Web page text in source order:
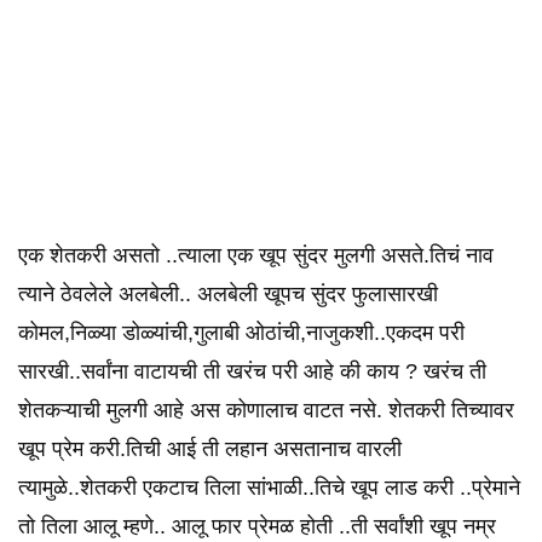
एक शेतकरी असतो ..त्याला एक खूप सुंदर मुलगी असते.तिचं नाव
त्याने ठेवलेले अलबेली.. अलबेली खूपच सुंदर फुलासारखी
कोमल,निळ्या डोळ्यांची,गुलाबी ओठांची,नाजुकशी..एकदम परी
सारखी..सर्वांना वाटायची ती खरंच परी आहे की काय ? खरंच ती
शेतकऱ्याची मुलगी आहे अस कोणालाच वाटत नसे. शेतकरी तिच्यावर
खूप प्रेम करी.तिची आई ती लहान असतानाच वारली
त्यामुळे..शेतकरी एकटाच तिला सांभाळी..तिचे खूप लाड करी ..प्रेमाने
तो तिला आलू म्हणे.. आलू फार प्रेमळ होती ..ती सर्वांशी खूप नम्र